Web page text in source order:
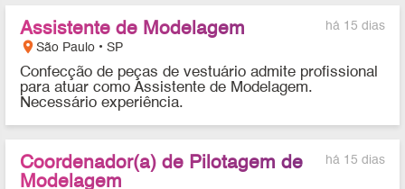
há 15 dias
Assistente de Modelagem
location_onSão Paulo • SP
Confecção de peças de vestuário admite profissional
para atuar como Assistente de Modelagem.
Necessário experiência.
há 15 dias
Coordenador(a) de Pilotagem de
Modelagem